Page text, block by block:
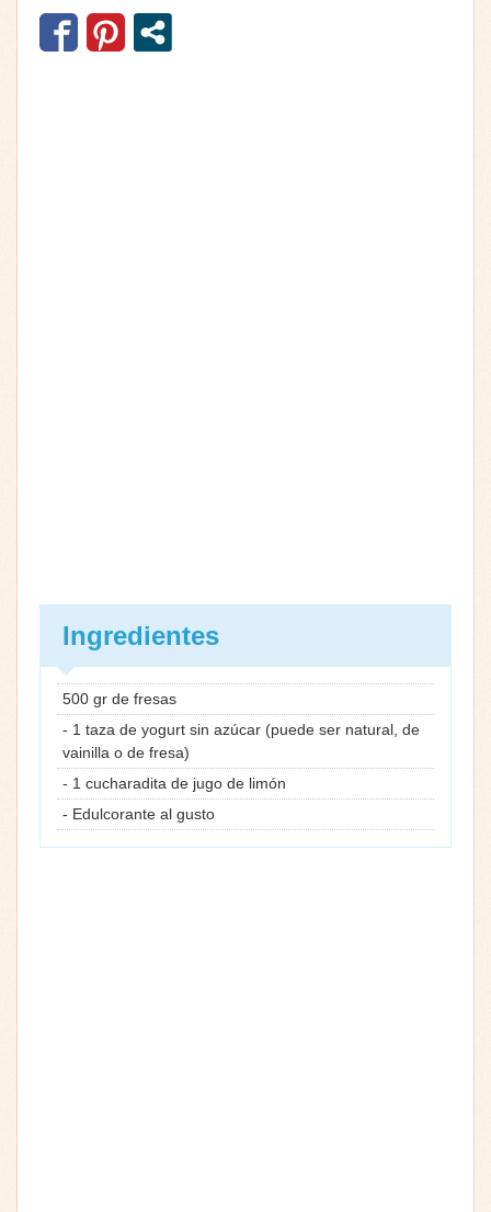
Ingredientes
500 gr de fresas
- 1 taza de yogurt sin azúcar (puede ser natural, de
vainilla o de fresa)
- 1 cucharadita de jugo de limón
- Edulcorante al gusto